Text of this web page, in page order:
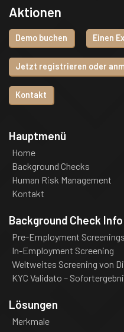
Aktionen
Demo buchen Einen
Jetzt registrieren oder
Kontakt
Hauptmenü
Home
Background Checks
Human Risk Management
Kontakt
Background Check Info
Pre-Employment Screenings
In-Employment Screening
Weltweites Screening von
KYC Validato –
Lösungen
Merkmale